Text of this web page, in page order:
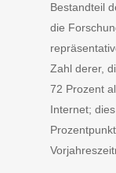
Bestandteil
die
Zahl derer,
72 Prozent
Internet;